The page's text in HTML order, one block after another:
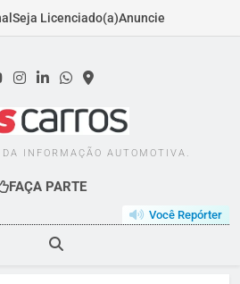
Seja Licenciado(a)Anuncie
INFORMAÇÃO AUTOMOTIVA.
FAÇA PARTE
Você Repórter